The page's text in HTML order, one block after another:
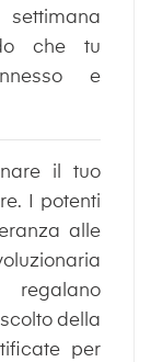
che tu
e
il tuo
I potenti
alle
della
per